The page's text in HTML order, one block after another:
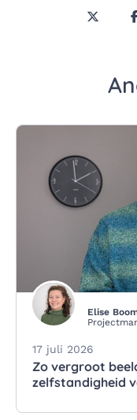
Deel
Elise
17 juli 2026
Zo vergroot
zelfstandigheid